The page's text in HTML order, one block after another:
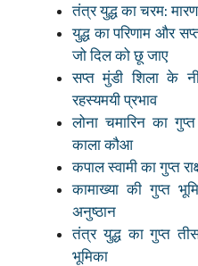
तंत्र युद्ध का चरम:
युद्ध का परिणाम और
जो दिल को छू जाए
सप्त मुंडी शिला के
रहस्यमयी प्रभाव
लोना चमारिन का
काला कौआ
कपाल स्वामी का गुप्त
कामाख्या की गुप्त
अनुष्ठान
तंत्र युद्ध का गुप्त
भूमिका